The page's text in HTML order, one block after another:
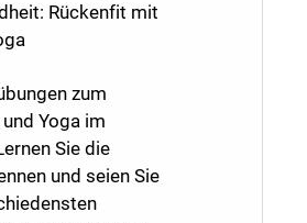
Rückenfit mit
zum
Yoga im
Sie die
und seien Sie